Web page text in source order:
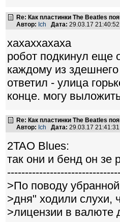
Re: Как пластинки The Beatles
Автор: Ich Дата: 29.03.17
хахаххахаха
робот подкинул еще
каждому из
ответил - улица
конце. могу
Re: Как пластинки The Beatles
Автор: Ich Дата: 29.03.17
2TAO Blues:
так они и бенд он зе
>По поводу
>дня" ходили слухи,
>лицензии в